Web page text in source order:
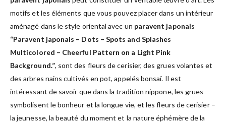
motifs et les éléments que vous pouvez placer dans un intérieur
aménagé dans le style oriental avec un paravent japonais
“Paravent japonais – Dots – Spots and Splashes
Multicolored – Cheerful Pattern on a Light Pink
Background.”, sont des fleurs de cerisier, des grues volantes et
des arbres nains cultivés en pot, appelés bonsaï. Il est
intéressant de savoir que dans la tradition nippone, les grues
symbolisent le bonheur et la longue vie, et les fleurs de cerisier –
la jeunesse, la beauté du moment et la nature éphémère de la